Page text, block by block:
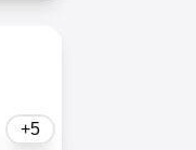
+5